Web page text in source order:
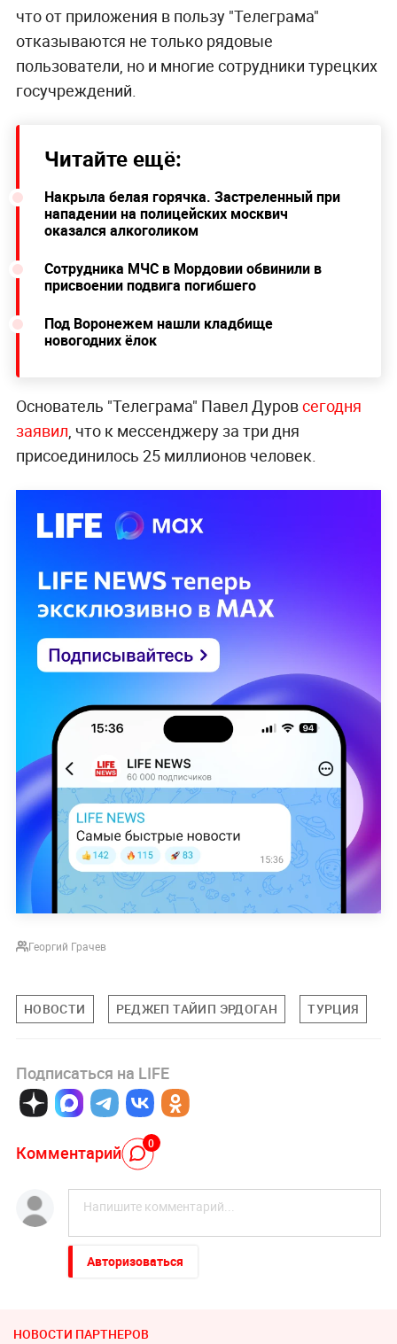
что от приложения в пользу "Телеграма"
отказываются не только рядовые
пользователи, но и многие сотрудники турецких
госучреждений.
Читайте ещё:
Накрыла белая горячка. Застреленный при
нападении на полицейских москвич
оказался алкоголиком
Сотрудника МЧС в Мордовии обвинили в
присвоении подвига погибшего
Под Воронежем нашли кладбище
новогодних ёлок
Основатель "Телеграма" Павел Дуровсегодня
заявил , что к мессенджеру за три дня
присоединилось 25 миллионов человек.
Георгий Грачев
НОВОСТИ РЕДЖЕП ТАЙИП ЭРДОГАН ТУРЦИЯ
Подписаться на LIFE
Комментарий 0
Авторизоваться
НОВОСТИ ПАРТНЕРОВ